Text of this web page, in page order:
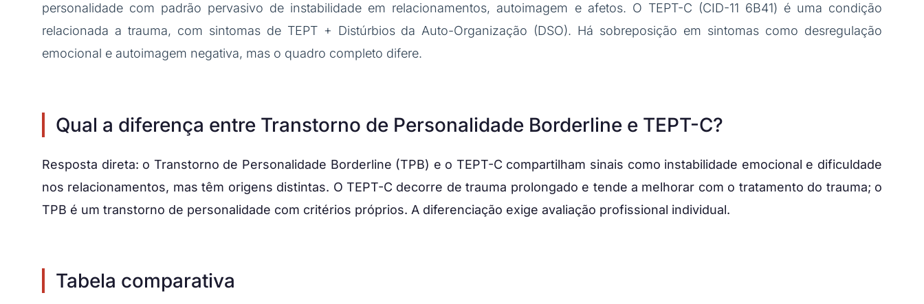
personalidade com padrão pervasivo de instabilidade em relacionamentos, autoimagem e afetos. O TEPT-C (CID-11 6B41) é uma condição
relacionada a trauma, com sintomas de TEPT + Distúrbios da Auto-Organização (DSO). Há sobreposição em sintomas como desregulação
emocional e autoimagem negativa, mas o quadro completo difere.
Qual a diferença entre Transtorno de Personalidade Borderline e TEPT-C?
Resposta direta: o Transtorno de Personalidade Borderline (TPB) e o TEPT-C compartilham sinais como instabilidade emocional e dificuldade
nos relacionamentos, mas têm origens distintas. O TEPT-C decorre de trauma prolongado e tende a melhorar com o tratamento do trauma; o
TPB é um transtorno de personalidade com critérios próprios. A diferenciação exige avaliação profissional individual.
Tabela comparativa